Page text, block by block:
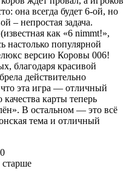
она всегда будет 6-ой, но
– непростая задача.
как «6 nimmt!»,
настолько популярной
версию Коровы 006!
благодаря красивой
действительно
эта игра — отличный
карты теперь
В остальном — это всё
тема и отличный
старше